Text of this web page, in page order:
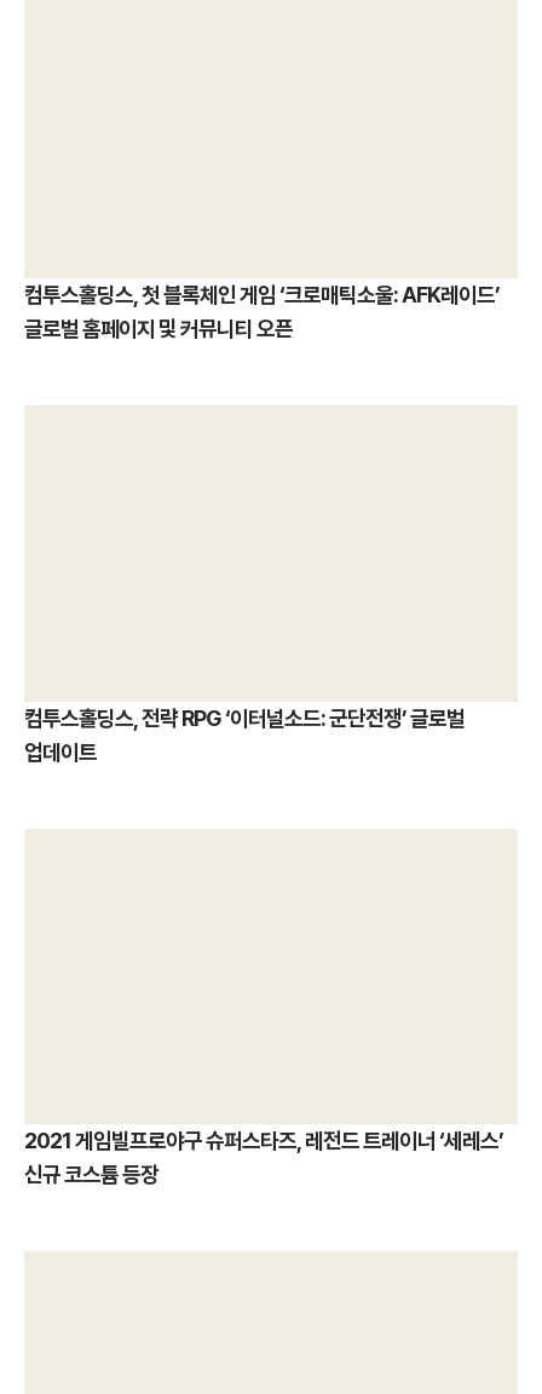
컴투스홀딩스, 첫 블록체인 게임 ‘크로매틱소울: AFK레이드’
글로벌 홈페이지 및 커뮤니티 오픈
컴투스홀딩스, 전략 RPG ‘이터널소드: 군단전쟁’ 글로벌
업데이트
2021 게임빌프로야구 슈퍼스타즈, 레전드 트레이너 ‘세레스’
신규 코스튬 등장